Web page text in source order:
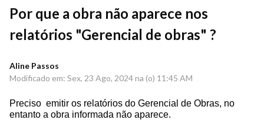
Por que a obra não aparece nos
relatórios "Gerencial de obras" ?
Aline Passos
Modificado em: Sex, 23 Ago, 2024 na (o) 11:45 AM
Preciso emitir os relatórios do Gerencial de Obras, no
entanto a obra informada não aparece.